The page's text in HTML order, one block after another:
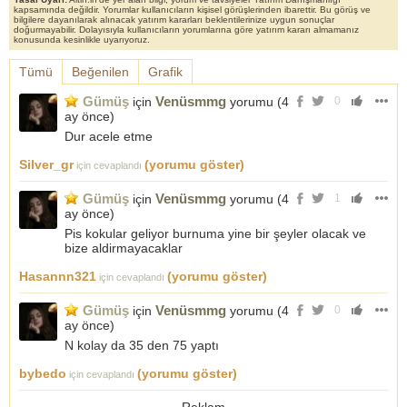
Satış 7 398,51 2789,57
21 Tem 20 12:14
Alış
7 396,18 2773,27
16 Tem 20 22:22
Satış
25 389,95
Alış
12 391,02 4692,23
8 392,01 3136,06
8 May 20 16:05
Satış
8 392,58 3140,61
8 May 20 09:36
Alış
13
Satış
26 384,84
kapsamında değildir. Yorumlar kullanıcıların kişisel görüşlerinden ibarettir. Bu görüş ve
bilgilere dayanılarak alınacak yatırım kararları beklentilerinize uygun sonuçlar
doğurmayabilir. Dolayısıyla kullanıcıların yorumlarına göre yatırım kararı almamanız
konusunda kesinlikle uyarıyoruz.
Tümü Beğenilen Grafik
0
Gümüş için Venüsmmg yorumu (4
ay önce)
Dur acele etme
Silver_griçin cevaplandı (yorumu göster)
1
Gümüş için Venüsmmg yorumu (4
ay önce)
Pis kokular geliyor burnuma yine bir şeyler olacak ve
bize aldirmayacaklar
Hasannn321 için cevaplandı (yorumu göster)
0
Gümüş için Venüsmmg yorumu (4
ay önce)
N kolay da 35 den 75 yaptı
bybedo için cevaplandı (yorumu göster)